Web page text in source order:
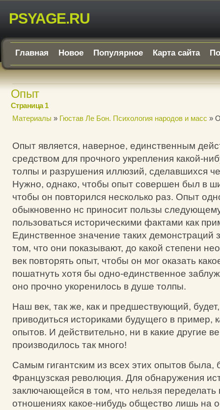
PSYAGE.RU
Главная Новое Популярное Карта сайта
Опыт
Страница 1
Материалы » Гюстав Ле Бон. Психология народов и масс »
Опыт является, наверное, единственным
средством для прочного укрепления какой-
толпы и разрушения иллюзий, сделавшихся
Нужно, однако, чтобы опыт совершен был в
чтобы он повторился несколько раз. Опыт
обыкновенно нс приносит пользы
пользоваться историческими фактами как
Единственное значение таких демонстраций
том, что они показывают, до какой степени
век повторять опыт, чтобы он мог оказать
пошатнуть хотя бы одно-единственное
оно прочно укоренилось в душе толпы.
Наш век, так же, как и предшествующий,
приводиться историками будущего в пример,
опытов. И действительно, ни в какие другие
производилось так много!
Самым гигантским из всех этих опытов была,
Французская революция. Для обнаружения
заключающейся в том, что нельзя переделать
отношениях какое-нибудь общество лишь на